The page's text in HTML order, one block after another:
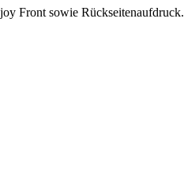
Front sowie Rückseitenaufdruck.